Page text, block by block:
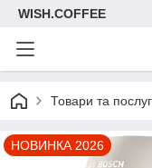
WISH.COFFEE
Товари та
НОВИНКА 2026